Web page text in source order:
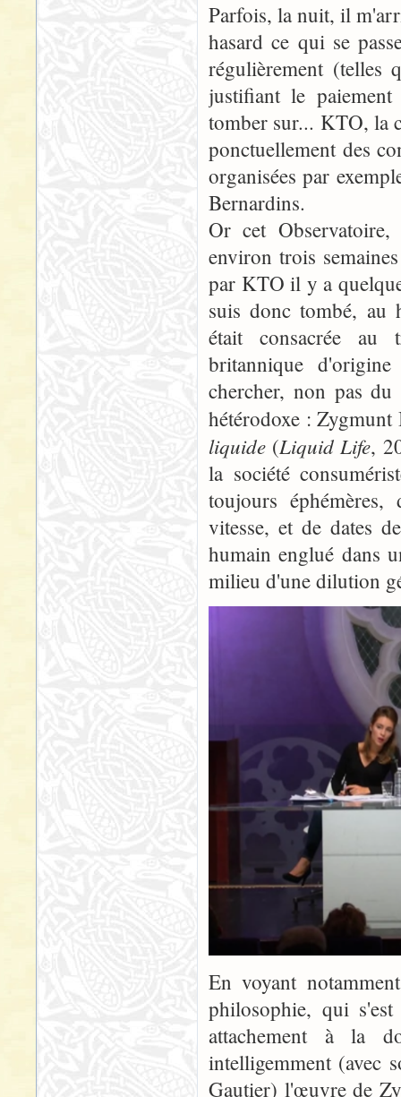
Parfois, la nuit, il
hasard ce qui se
régulièrement (telles
justifiant le
tomber sur... KTO, la
ponctuellement des
organisées par
Bernardins.
Or cet
environ trois
par KTO il y a
suis donc tombé, au
était consacrée au
britannique
chercher, non pas
hétérodoxe :
liquide (Liquid Life,
la société
toujours éphémères,
vitesse, et de dates
humain englué dans
milieu d'une dilution
En voyant
philosophie, qui
attachement à la
intelligemment (avec
Gautier) l'œuvre de